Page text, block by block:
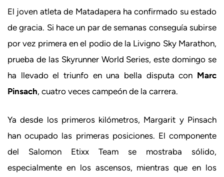
El joven atleta de Matadapera ha confirmado su estado
de gracia. Si hace un par de semanas conseguía subirse
por vez primera en el podio de la Livigno Sky Marathon,
prueba de las Skyrunner World Series, este domingo se
ha llevado el triunfo en una bella disputa con Marc
Pinsach, cuatro veces campeón de la carrera.
Ya desde los primeros kilómetros, Margarit y Pinsach
han ocupado las primeras posiciones. El componente
del Salomon Etixx Team se mostraba sólido,
especialmente en los ascensos, mientras que en los